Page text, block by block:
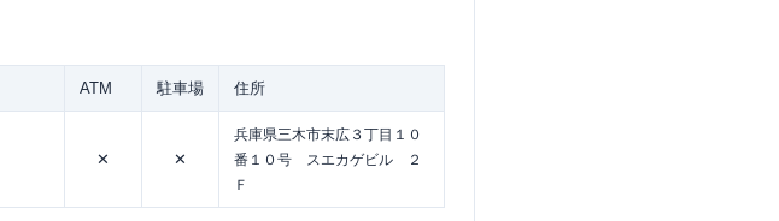
ATM 駐車場 住所
✕ ✕
兵庫県三木市末広３丁目１０
番１０号 スエカゲビル ２
Ｆ